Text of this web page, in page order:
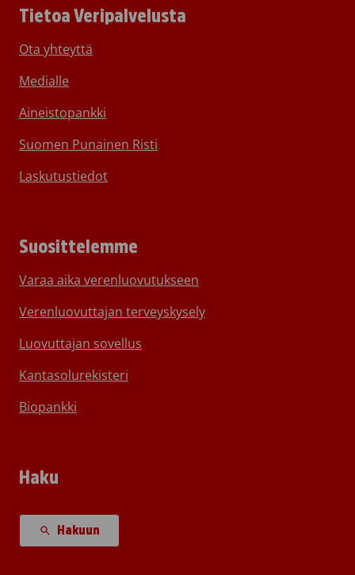
Tietoa Veripalvelusta
Ota yhteyttä
Medialle
Aineistopankki
Suomen Punainen Risti
Laskutustiedot
Suosittelemme
Varaa aika verenluovutukseen
Verenluovuttajan terveyskysely
Luovuttajan sovellus
Kantasolurekisteri
Biopankki
Haku
Hakuun